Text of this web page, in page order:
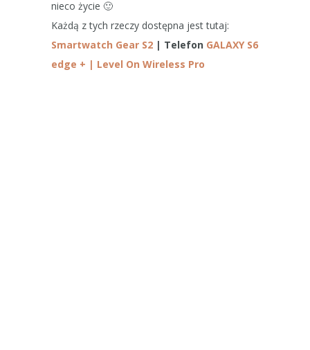
nieco życie 🙂
Każdą z tych rzeczy dostępna jest tutaj:
Smartwatch Gear S2 | Telefon GALAXY S6
edge + | Level On Wireless Pro